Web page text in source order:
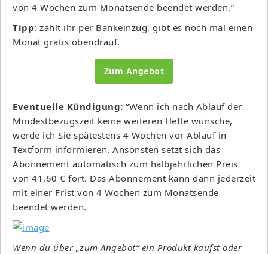
von 4 Wochen zum Monatsende beendet werden.”
Tipp: zahlt ihr per Bankeinzug, gibt es noch mal einen
Monat gratis obendrauf.
Zum Angebot
Eventuelle Kündigung: “Wenn ich nach Ablauf der
Mindestbezugszeit keine weiteren Hefte wünsche,
werde ich Sie spätestens 4 Wochen vor Ablauf in
Textform informieren. Ansonsten setzt sich das
Abonnement automatisch zum halbjährlichen Preis
von 41,60 € fort. Das Abonnement kann dann jederzeit
mit einer Frist von 4 Wochen zum Monatsende
beendet werden.
Wenn du über „zum Angebot“ ein Produkt kaufst oder